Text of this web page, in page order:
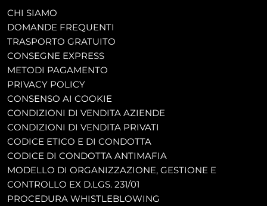
CHI SIAMO
DOMANDE FREQUENTI
TRASPORTO GRATUITO
CONSEGNE EXPRESS
METODI PAGAMENTO
PRIVACY POLICY
CONSENSO AI COOKIE
CONDIZIONI DI VENDITA AZIENDE
CONDIZIONI DI VENDITA PRIVATI
CODICE ETICO E DI CONDOTTA
CODICE DI CONDOTTA ANTIMAFIA
MODELLO DI ORGANIZZAZIONE, GESTIONE E
CONTROLLO EX D.LGS. 231/01
PROCEDURA WHISTLEBLOWING